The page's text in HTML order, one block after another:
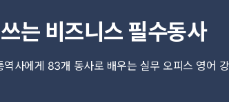
는 비즈니스 필수동사
역사에게 83개 동사로 배우는 실무 오피스 영어